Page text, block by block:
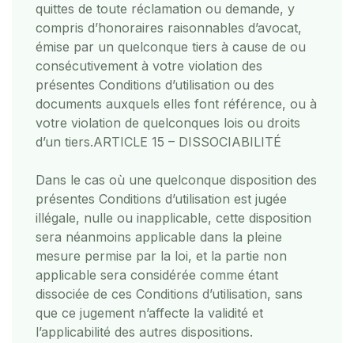
quittes de toute réclamation ou demande, y
compris d’honoraires raisonnables d’avocat,
émise par un quelconque tiers à cause de ou
consécutivement à votre violation des
présentes Conditions d’utilisation ou des
documents auxquels elles font référence, ou à
votre violation de quelconques lois ou droits
d’un tiers.ARTICLE 15 – DISSOCIABILITÉ
Dans le cas où une quelconque disposition des
présentes Conditions d’utilisation est jugée
illégale, nulle ou inapplicable, cette disposition
sera néanmoins applicable dans la pleine
mesure permise par la loi, et la partie non
applicable sera considérée comme étant
dissociée de ces Conditions d’utilisation, sans
que ce jugement n’affecte la validité et
l’applicabilité des autres dispositions.